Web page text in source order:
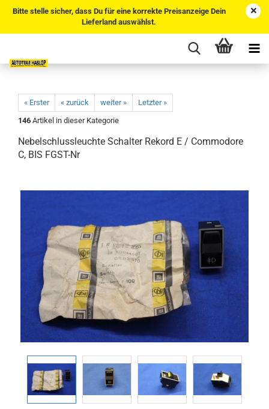
Bitte stelle sicher, dass Du für eine korrekte Preisanzeige Dein
Lieferland auswählst.
« Erster « zurück weiter »
Letzter »
146 Artikel in dieser Kategorie
Nebelschlussleuchte Schalter Rekord E / Commodore
C, BIS FGST-Nr